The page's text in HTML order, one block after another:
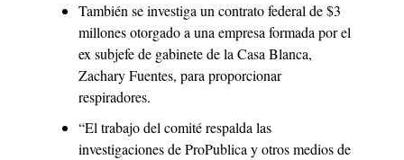
También se investiga un contrato federal de $3
millones otorgado a una empresa formada por el
ex subjefe de gabinete de la Casa Blanca,
Zachary Fuentes, para proporcionar
respiradores.
“El trabajo del comité respalda las
investigaciones de ProPublica y otros medios de